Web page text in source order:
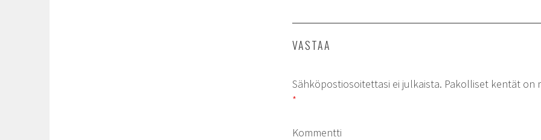
VASTAA
Sähköpostiosoitettasi ei julkaista. Pakolliset kentät on
*
Kommentti